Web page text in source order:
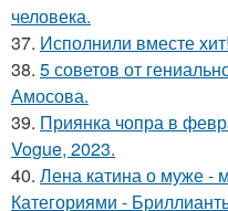
человека.
37. Исполнили вместе хит!
38. 5 советов от
Амосова.
39. Приянка чопра в
Vogue, 2023.
40. Лена катина о муже -
Категориями -